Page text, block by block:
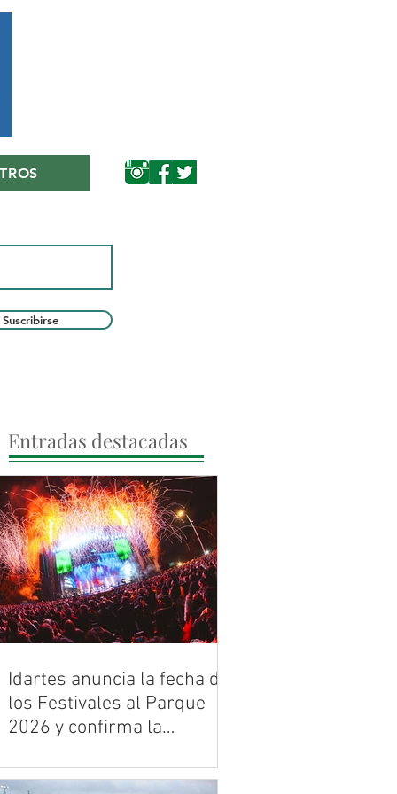
Suscribirse
Entradas destacadas
Idartes anuncia la fecha de
los Festivales al Parque
2026 y confirma la
los 30 años de Rock al
2026. Entre mayo y noviembre, la